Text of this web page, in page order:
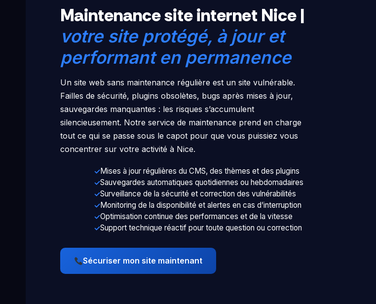
Maintenance site internet Nice |
votre site protégé, à jour et
performant en permanence
Un site web sans maintenance régulière est un site vulnérable.
Failles de sécurité, plugins obsolètes, bugs après mises à jour,
sauvegardes manquantes : les risques s’accumulent
silencieusement. Notre service de maintenance prend en charge
tout ce qui se passe sous le capot pour que vous puissiez vous
concentrer sur votre activité à Nice.
Mises à jour régulières du CMS, des thèmes et des plugins
Sauvegardes automatiques quotidiennes ou hebdomadaires
Surveillance de la sécurité et correction des vulnérabilités
Monitoring de la disponibilité et alertes en cas d’interruption
Optimisation continue des performances et de la vitesse
Support technique réactif pour toute question ou correction
Sécuriser mon site maintenant